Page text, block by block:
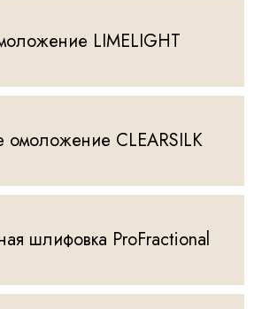
LIMELIGHT
омоложение CLEARSILK
шлифовка ProFractional